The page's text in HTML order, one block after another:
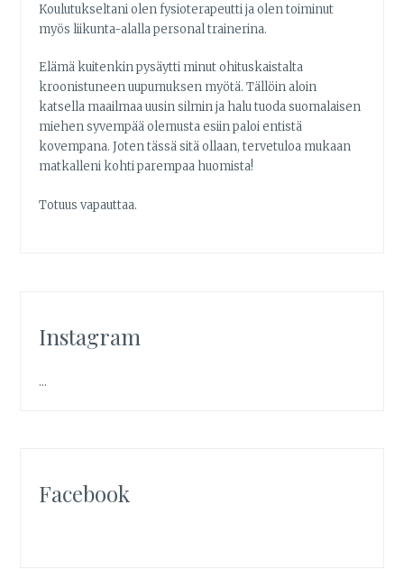
Koulutukseltani olen fysioterapeutti ja olen toiminut
myös liikunta-alalla personal trainerina.
Elämä kuitenkin pysäytti minut ohituskaistalta
kroonistuneen uupumuksen myötä. Tällöin aloin
katsella maailmaa uusin silmin ja halu tuoda suomalaisen
miehen syvempää olemusta esiin paloi entistä
kovempana. Joten tässä sitä ollaan, tervetuloa mukaan
matkalleni kohti parempaa huomista!
Totuus vapauttaa.
Instagram
…
Facebook